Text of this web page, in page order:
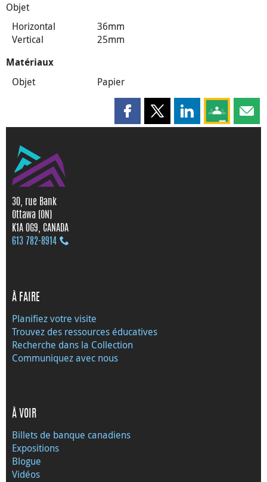
Objet
Horizontal
36mm
Vertical
25mm
Matériaux
Objet Papier
Partager cette page sur
Partager cette page sur X
Partager cette
Partagez
30, rue Bank
Ottawa (ON)
K1A 0G9, CANADA
613 782‑8914
À FAIRE
Planifiez votre visite
Trouvez des ressources éducatives
Recherche dans la Collection
Communiquez avec nous
À VOIR
Billets de banque canadiens
Expositions
Blogue
Vidéos